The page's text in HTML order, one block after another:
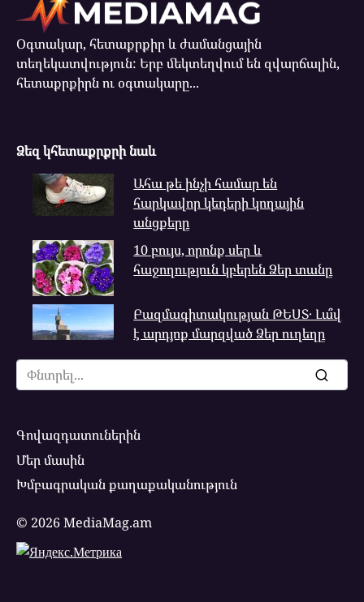
Օգտակար, հետաքրքիր և ժամանցային
տեղեկատվություն: Երբ մեկտեղվում են զվարճալին,
հետաքրքիրն ու օգտակարը...
Ձեզ կհետաքրքրի նաև
Ահա թե ինչի համար են
հարկավոր կեդերի կողային
անցքերը
10 բույս, որոնք սեր և
հաջողություն կբերեն Ձեր տանը
Բազմագիտակության ԹԵՍՏ․ Լա՞վ
է արդյոք մարզված Ձեր ուղեղը
Search
for:
Գովազդատուներին
Մեր մասին
Խմբագրական քաղաքականություն
© 2026 MediaMag.am